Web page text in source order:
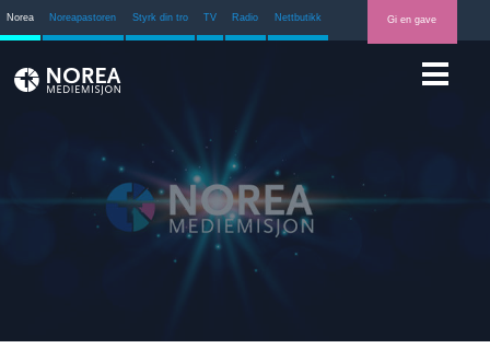
Norea Noreapastoren Styrk din tro TV Radio Nettbutikk Gi en gave